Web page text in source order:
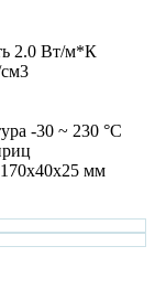
2.0 Вт/м*К
-30 ~ 230 °C
мм